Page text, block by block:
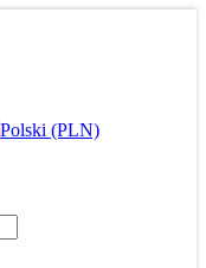
Polski (PLN)